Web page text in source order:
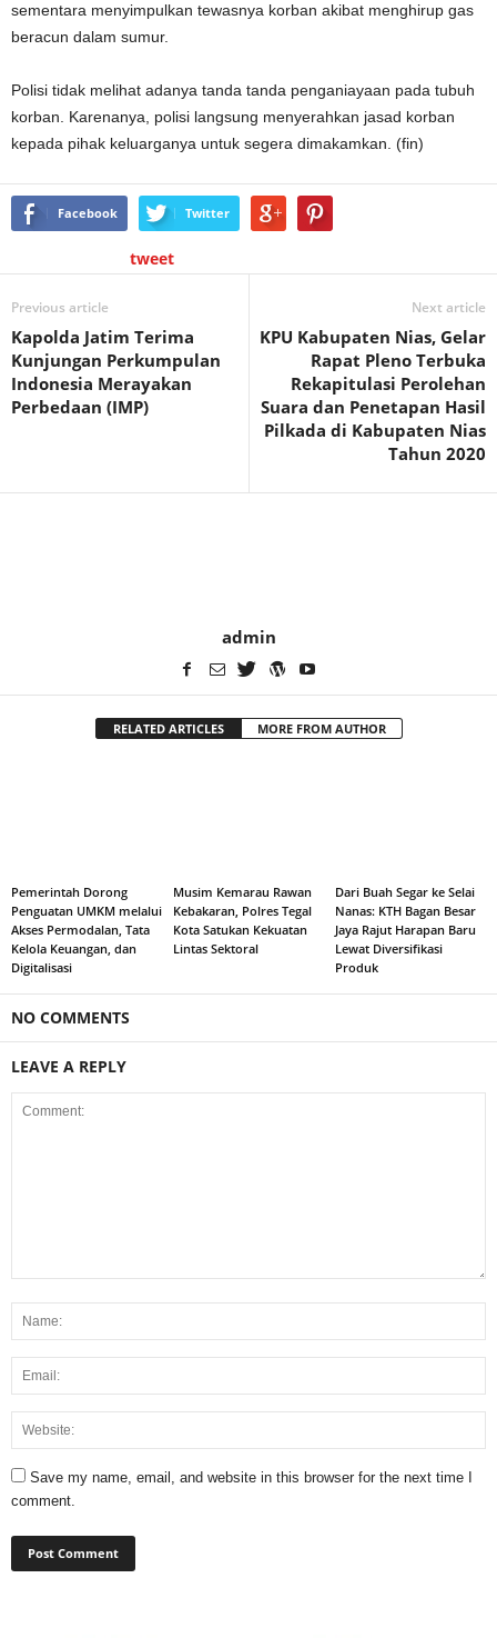
sementara menyimpulkan tewasnya korban akibat menghirup gas
beracun dalam sumur.
Polisi tidak melihat adanya tanda tanda penganiayaan pada tubuh
korban. Karenanya, polisi langsung menyerahkan jasad korban
kepada pihak keluarganya untuk segera dimakamkan. (fin)
Facebook Twitter
tweet
Previous article
Kapolda Jatim Terima
Kunjungan Perkumpulan
Indonesia Merayakan
Perbedaan (IMP)
Next article
KPU Kabupaten Nias, Gelar
Rapat Pleno Terbuka
Rekapitulasi Perolehan
Suara dan Penetapan Hasil
Pilkada di Kabupaten Nias
Tahun 2020
admin
RELATED ARTICLES MORE FROM AUTHOR
Pemerintah Dorong
Penguatan UMKM melalui
Akses Permodalan, Tata
Kelola Keuangan, dan
Digitalisasi
Musim Kemarau Rawan
Kebakaran, Polres Tegal
Kota Satukan Kekuatan
Lintas Sektoral
Dari Buah Segar ke Selai
Nanas: KTH Bagan Besar
Jaya Rajut Harapan Baru
Lewat Diversifikasi
Produk
NO COMMENTS
LEAVE A REPLY
Save my name, email, and website in this browser for the next time I
comment.